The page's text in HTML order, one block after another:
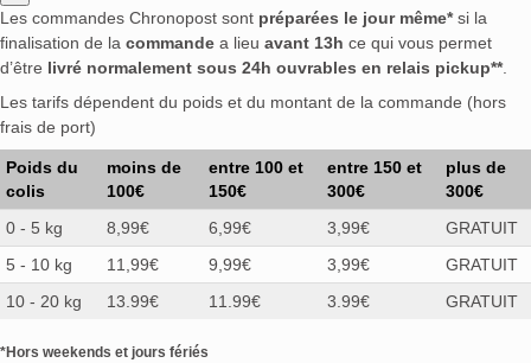
Les commandes Chronopost sont préparées le jour même*si la
finalisation de la commande a lieu avant 13h ce qui vous permet
d’être livré normalement sous 24h ouvrables en relais pickup**.
Les tarifs dépendent du poids et du montant de la commande (hors
frais de port)
Poids du
colis
moins de
100€
entre 100 et
150€
entre 150 et
300€
plus de
300€
0 - 5 kg
8,99€ 6,99€ 3,99€
GRATUIT
5 - 10 kg
11,99€ 9,99€ 3,99€
GRATUIT
10 - 20 kg
13.99€ 11.99€ 3.99€ GRATUIT
*Hors weekends et jours fériés